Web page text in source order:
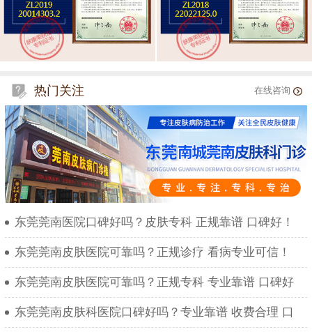
热门关注 在线咨询
东莞莞南医院口碑好吗？皮肤专科 正规靠谱 口碑好！
东莞莞南皮肤医院可靠吗？正规诊疗 看病专业可信！
东莞莞南皮肤医院可靠吗？正规专科 专业靠谱 口碑好
东莞莞南皮肤科医院口碑好吗？专业靠谱 收费合理 口